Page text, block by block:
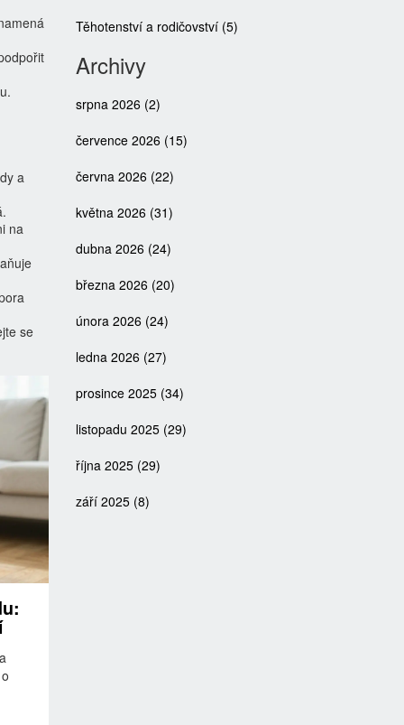
a
na
se
Těhotenství a rodičovství (5)
Archivy
srpna 2026 (2)
července 2026 (15)
června 2026 (22)
května 2026 (31)
dubna 2026 (24)
března 2026 (20)
února 2026 (24)
ledna 2026 (27)
prosince 2025 (34)
listopadu 2025 (29)
října 2025 (29)
září 2025 (8)